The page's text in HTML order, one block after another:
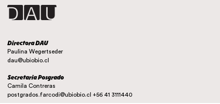
Directora DAU
Paulina Wegertseder
dau@ubiobio.cl
Secretaria Posgrado
Camila Contreras
postgrados.farcodi@ubiobio.cl +56 41 3111440